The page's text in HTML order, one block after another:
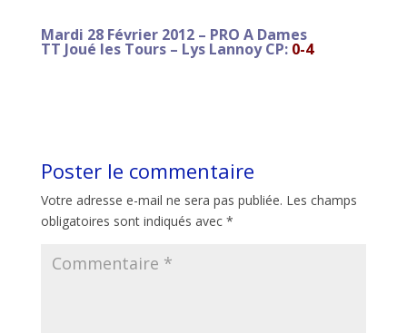
Mardi 28 Février 2012 – PRO A Dames
TT Joué les Tours – Lys Lannoy CP: 0-4
Poster le commentaire
Votre adresse e-mail ne sera pas publiée. Les champs
obligatoires sont indiqués avec *